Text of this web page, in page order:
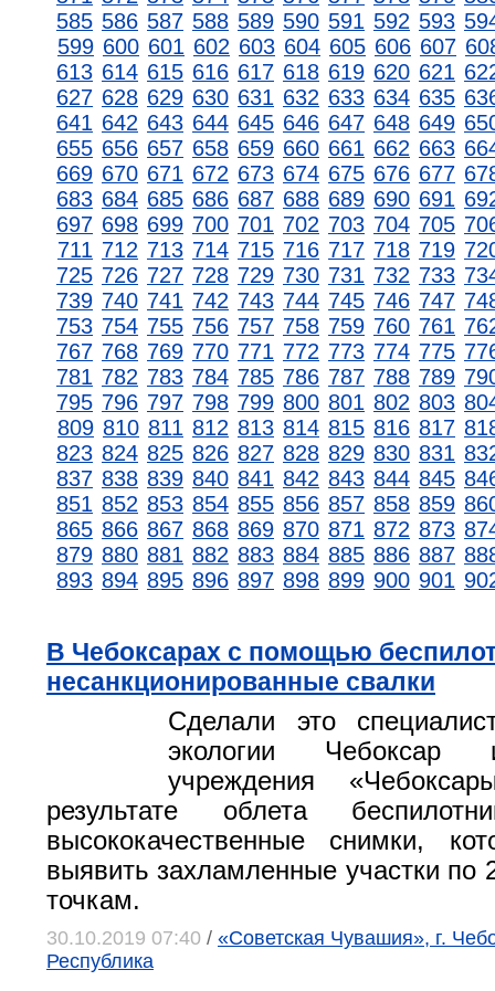
585 586 587 588 589 590 591 592 593
599 600 601 602 603 604 605 606 607
613 614 615 616 617 618 619 620 621
627 628 629 630 631 632 633 634 635
641 642 643 644 645 646 647 648 649
655 656 657 658 659 660 661 662 663
669 670 671 672 673 674 675 676 677
683 684 685 686 687 688 689 690 691
697 698 699 700 701 702 703 704 705
711 712 713 714 715 716 717 718 719
725 726 727 728 729 730 731 732 733
739 740 741 742 743 744 745 746 747
753 754 755 756 757 758 759 760 761
767 768 769 770 771 772 773 774 775
781 782 783 784 785 786 787 788 789
795 796 797 798 799 800 801 802 803
809 810 811 812 813 814 815 816 817
823 824 825 826 827 828 829 830 831
837 838 839 840 841 842 843 844 845
851 852 853 854 855 856 857 858 859
865 866 867 868 869 870 871 872 873
879 880 881 882 883 884 885 886 887
893 894 895 896 897 898 899 900 901
В Чебоксарах с помощью
несанкционированные свалки
Сделали это
экологии Чебоксар
учреждения
результате облета
высококачественные снимки,
выявить захламленные участки по
точкам.
30.10.2019 07:40 / «Советская Чувашия», г.
Республика